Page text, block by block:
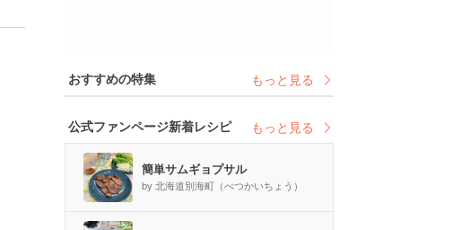
おすすめの特集 もっと見る
公式ファンページ新着レシピ もっと見る
簡単サムギョプサル
by 北海道別海町（べつかいちょう）